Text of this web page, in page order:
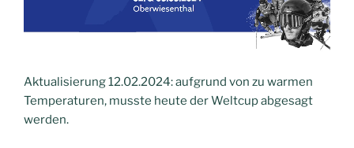
Aktualisierung 12.02.2024: aufgrund von zu warmen
Temperaturen, musste heute der Weltcup abgesagt
werden.